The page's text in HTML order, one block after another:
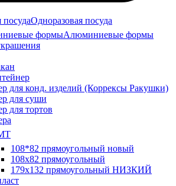
Одноразовая посуда
Алюминиевые формы
для конд. изделий (Коррексы Ракушки)
для суши
для тортов
108*82 прямоугольный новый
108х82 прямоугольный
179х132 прямоугольный НИЗКИЙ